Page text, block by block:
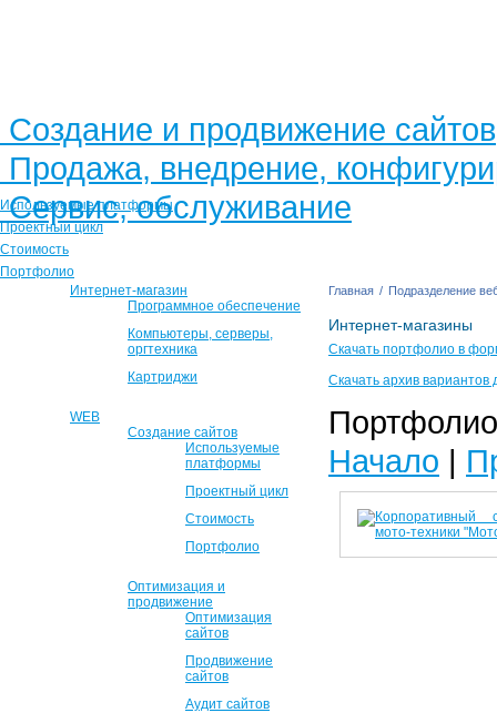
Создание и продвижение сайтов
Продажа, внедрение,
Сервис, обслуживание
Используемые платформы
Проектный цикл
Стоимость
Портфолио
Интернет-магазин
Программное обеспечение
Компьютеры, серверы,
оргтехника
Картриджи
WEB
Создание сайтов
Используемые
платформы
Проектный цикл
Стоимость
Портфолио
Оптимизация и
продвижение
Оптимизация
сайтов
Продвижение
сайтов
Аудит сайтов
Главная / Подразделение
Интернет-магазины
Скачать портфолио в
Скачать архив вариантов
Начало |